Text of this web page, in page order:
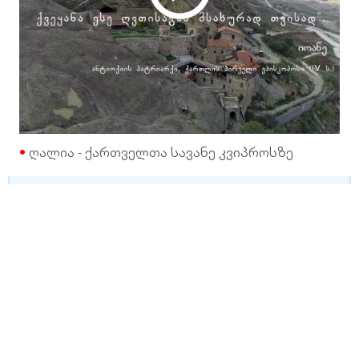
ღალია - ქართველთა სავანე კვიპროსზე